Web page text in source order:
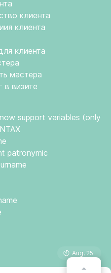
клиента
клиента
клиента
мастера
в визите
support variables (only
patronymic
Aug, 25